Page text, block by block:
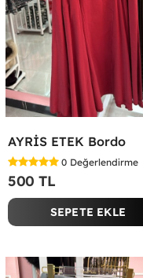
AYRİS ETEK Bordo
0 Değerlendirme
500 TL
SEPETE EKLE